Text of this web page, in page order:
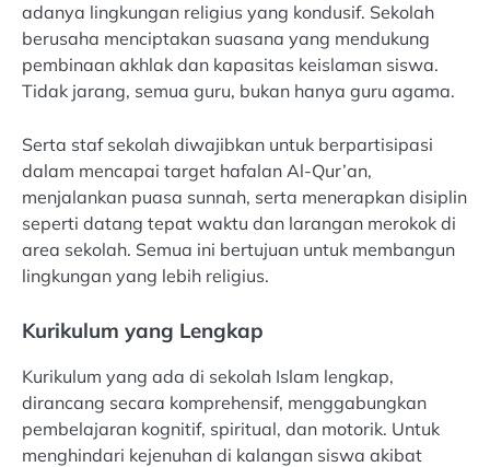
adanya lingkungan religius yang kondusif. Sekolah
berusaha menciptakan suasana yang mendukung
pembinaan akhlak dan kapasitas keislaman siswa.
Tidak jarang, semua guru, bukan hanya guru agama.
Serta staf sekolah diwajibkan untuk berpartisipasi
dalam mencapai target hafalan Al-Qur’an,
menjalankan puasa sunnah, serta menerapkan disiplin
seperti datang tepat waktu dan larangan merokok di
area sekolah. Semua ini bertujuan untuk membangun
lingkungan yang lebih religius.
Kurikulum yang Lengkap
Kurikulum yang ada di sekolah Islam lengkap,
dirancang secara komprehensif, menggabungkan
pembelajaran kognitif, spiritual, dan motorik. Untuk
menghindari kejenuhan di kalangan siswa akibat